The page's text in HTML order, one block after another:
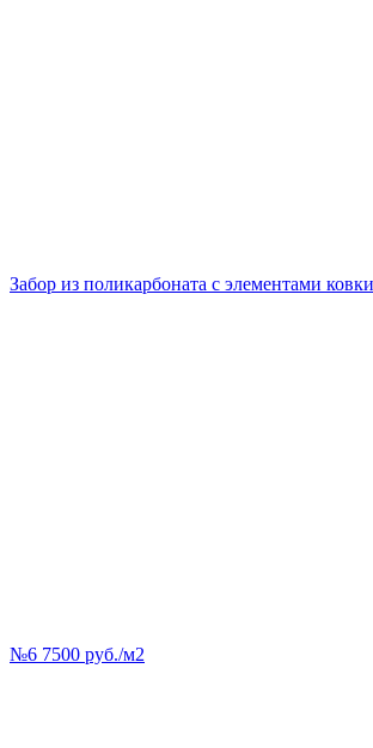
Забор из поликарбоната с элементами
№6 7500 руб./м2